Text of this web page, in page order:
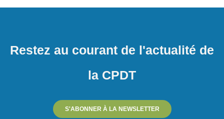
Restez au courant de l'actualité de
la CPDT
S'ABONNER À LA NEWSLETTER